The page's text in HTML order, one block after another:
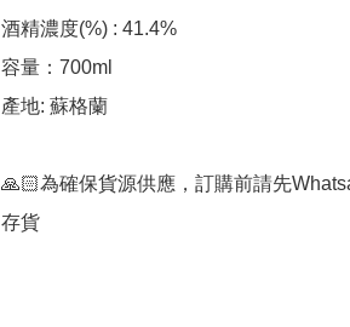
酒精濃度(%) : 41.4%
容量：700ml
產地: 蘇格蘭
🙏🏻為確保貨源供應，訂購前請先
存貨